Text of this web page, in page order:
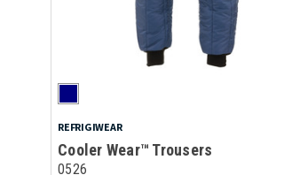
REFRIGIWEAR
Cooler Wear™ Trousers
0526